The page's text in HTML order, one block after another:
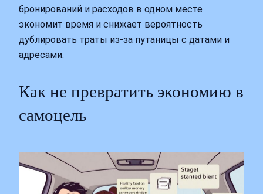
бронирований и расходов в одном месте
экономит время и снижает вероятность
дублировать траты из‑за путаницы с датами и
адресами.
Как не превратить экономию в
самоцель